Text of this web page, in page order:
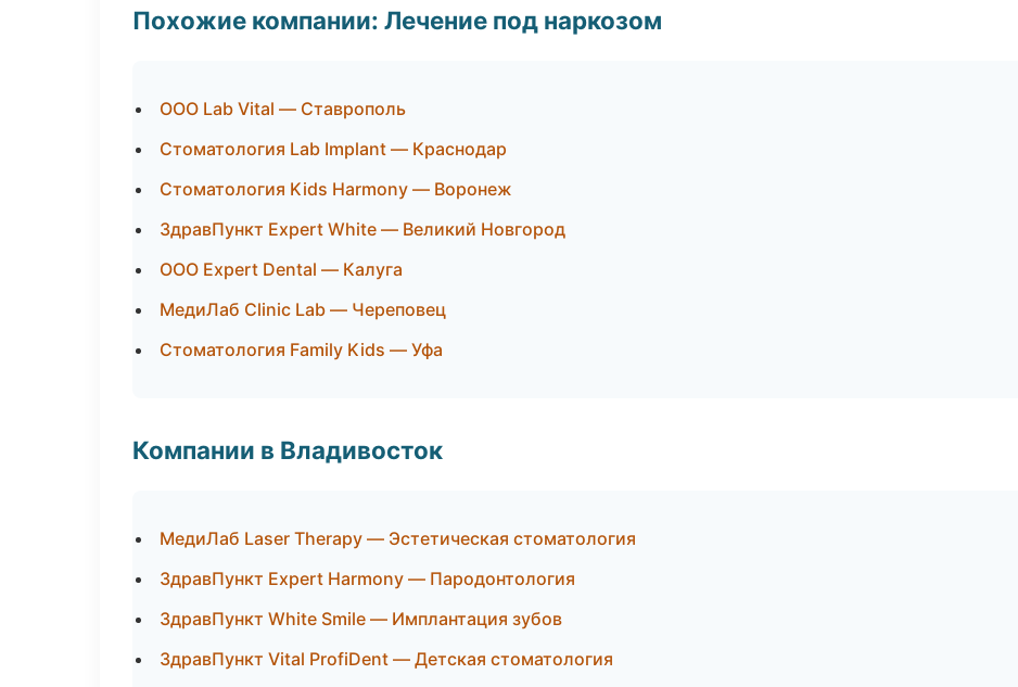
Похожие компании: Лечение под наркозом
ООО Lab Vital — Ставрополь
Стоматология Lab Implant — Краснодар
Стоматология Kids Harmony — Воронеж
ЗдравПункт Expert White — Великий Новгород
ООО Expert Dental — Калуга
МедиЛаб Clinic Lab — Череповец
Стоматология Family Kids — Уфа
Компании в Владивосток
МедиЛаб Laser Therapy — Эстетическая стоматология
ЗдравПункт Expert Harmony — Пародонтология
ЗдравПункт White Smile — Имплантация зубов
ЗдравПункт Vital ProfiDent — Детская стоматология